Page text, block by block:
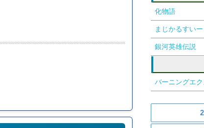
化物語
まじかるすい
銀河英雄伝説
バーニングエ